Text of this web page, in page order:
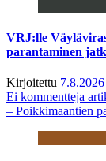
VRJ:lle
parantaminen
Kirjoitettu 7.8.2026
Ei kommentteja
– Poikkimaantien